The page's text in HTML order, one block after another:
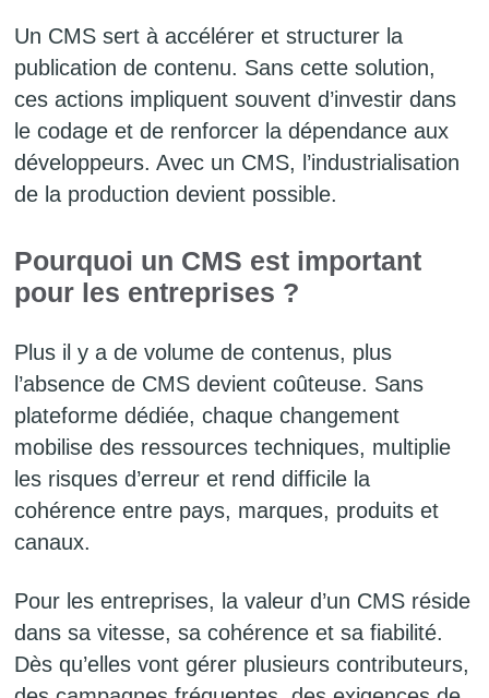
Un CMS sert à accélérer et structurer la
publication de contenu. Sans cette solution,
ces actions impliquent souvent d’investir dans
le codage et de renforcer la dépendance aux
développeurs. Avec un CMS, l’industrialisation
de la production devient possible.
Pourquoi un CMS est important
pour les entreprises ?
Plus il y a de volume de contenus, plus
l’absence de CMS devient coûteuse. Sans
plateforme dédiée, chaque changement
mobilise des ressources techniques, multiplie
les risques d’erreur et rend difficile la
cohérence entre pays, marques, produits et
canaux.
Pour les entreprises, la valeur d’un CMS réside
dans sa vitesse, sa cohérence et sa fiabilité.
Dès qu’elles vont gérer plusieurs contributeurs,